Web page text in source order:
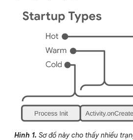
Hình 1. Sơ đồ này cho thấy nhiều